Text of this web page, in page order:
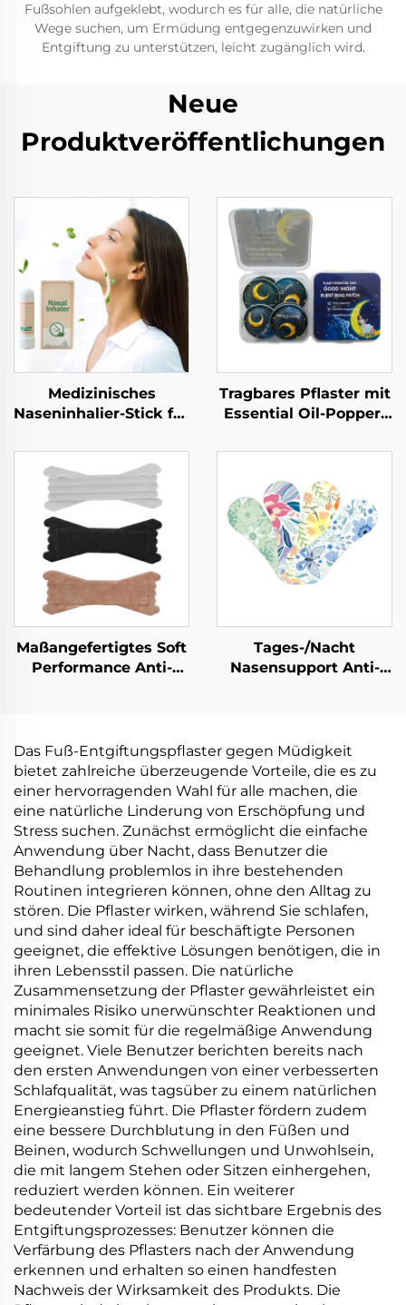
Fußsohlen aufgeklebt, wodurch es für alle, die natürliche
Wege suchen, um Ermüdung entgegenzuwirken und
Entgiftung zu unterstützen, leicht zugänglich wird.
Neue
Produktveröffentlichungen
Medizinisches
Naseninhalier-Stick für
Gute Qualität
Kühlendes
Erfrischungs-Stick
Praktischer
mitgeführter Inhalier-
Tube
Tragbares Pflaster mit
Essential Oil-Popper-
fernzuhalten
Maßangefertigtes Soft
Performance Anti-
Nasenstreifen
Gesundheitsprodukt
Tages-/Nacht
Nasensupport Anti-
Schlaf&Sport
ölresistent&schwitzfeste
Haftung
Das Fuß-Entgiftungspflaster gegen Müdigkeit
bietet zahlreiche überzeugende Vorteile, die es zu
einer hervorragenden Wahl für alle machen, die
eine natürliche Linderung von Erschöpfung und
Stress suchen. Zunächst ermöglicht die einfache
Anwendung über Nacht, dass Benutzer die
Behandlung problemlos in ihre bestehenden
Routinen integrieren können, ohne den Alltag zu
stören. Die Pflaster wirken, während Sie schlafen,
und sind daher ideal für beschäftigte Personen
geeignet, die effektive Lösungen benötigen, die in
ihren Lebensstil passen. Die natürliche
Zusammensetzung der Pflaster gewährleistet ein
minimales Risiko unerwünschter Reaktionen und
macht sie somit für die regelmäßige Anwendung
geeignet. Viele Benutzer berichten bereits nach
den ersten Anwendungen von einer verbesserten
Schlafqualität, was tagsüber zu einem natürlichen
Energieanstieg führt. Die Pflaster fördern zudem
eine bessere Durchblutung in den Füßen und
Beinen, wodurch Schwellungen und Unwohlsein,
die mit langem Stehen oder Sitzen einhergehen,
reduziert werden können. Ein weiterer
bedeutender Vorteil ist das sichtbare Ergebnis des
Entgiftungsprozesses: Benutzer können die
Verfärbung des Pflasters nach der Anwendung
erkennen und erhalten so einen handfesten
Nachweis der Wirksamkeit des Produkts. Die